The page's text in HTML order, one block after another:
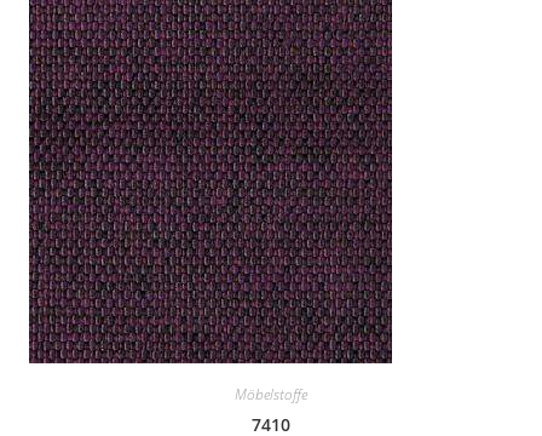
Möbelstoffe
7410